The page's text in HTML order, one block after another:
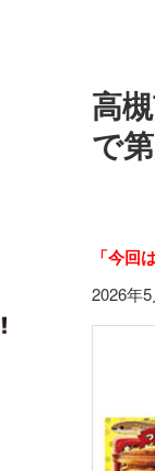
高
で
「今回
2026年